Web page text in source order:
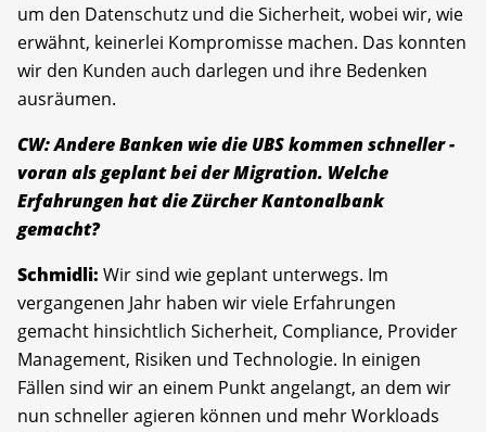
um den Datenschutz und die Sicherheit, wobei wir, wie
erwähnt, keinerlei Kompromisse machen. Das konnten
wir den Kunden auch darlegen und ihre Bedenken
ausräumen.
CW: Andere Banken wie die UBS kommen schneller ­
voran als geplant bei der Migration. Welche
Erfahrungen hat die Zürcher Kantonalbank
gemacht?
Schmidli: Wir sind wie geplant unterwegs. Im
vergangenen Jahr haben wir viele Erfahrungen
gemacht hinsichtlich Sicherheit, Compliance, Provider
Management, Risiken und Technologie. In einigen
Fällen sind wir an einem Punkt angelangt, an dem wir
nun schneller agieren können und mehr Workloads